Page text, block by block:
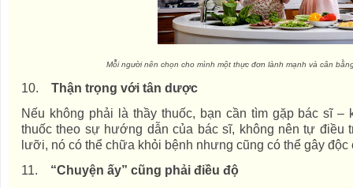
Mỗi người nên chọn cho mình một thực đơn lành mạnh và cân
10. Thận trọng với tân dược
Nếu không phải là thầy thuốc, bạn cần tìm gặp bác sĩ –
thuốc theo sự hướng dẫn của bác sĩ, không nên tự điều
lưỡi, nó có thể chữa khỏi bệnh nhưng cũng có thể gây độc
11.
“Chuyện ấy” cũng phải điều độ